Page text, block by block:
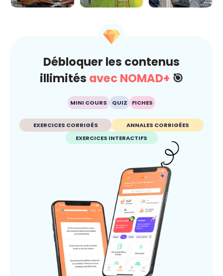
fonctionnement...
Débloquer les contenus
illimités avec NOMAD+ 🎯
MINI COURS QUIZ FICHES
EXERCICES CORRIGÉS
ANNALES CORRIGÉES
EXERCICES INTERACTIFS